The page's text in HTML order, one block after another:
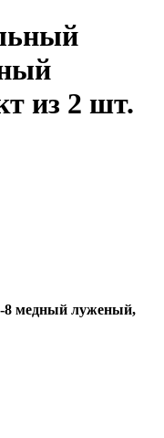
из 2 шт.
8 медный луженый,